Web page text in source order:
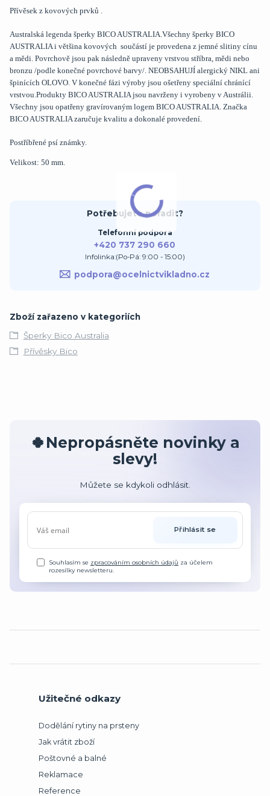
Přívěsek z kovových prvků .
Australská legenda šperky BICO AUSTRALIA.Všechny šperky BICO
AUSTRALIA i většina kovových součástí je provedena z jemné slitiny cínu
a mědi. Povrchově jsou pak následně upraveny vrstvou stříbra, mědi nebo
bronzu /podle konečné povrchové barvy/. NEOBSAHUJÍ alergický NIKL ani
špinících OLOVO. V konečné fázi výroby jsou ošetřeny speciální chránící
vrstvou.Produkty BICO AUSTRALIA jsou navrženy i vyrobeny v Austrálii.
Všechny jsou opatřeny gravírovaným logem BICO AUSTRALIA. Značka
BICO AUSTRALIA zaručuje kvalitu a dokonalé provedení.
Postříbřené psí známky.
Velikost: 50 mm.
Potřebujete poradit?
Telefonní podpora
+420 737 290 660
Infolinka:(Po-Pá: 9:00 - 15:00)
podpora@ocelnictvikladno.cz
Zboží zařazeno v kategoriích
Šperky Bico Australia
Přívěsky Bico
🍀Nepropásněte novinky a
slevy!
Můžete se kdykoli odhlásit.
Přihlásit se
Souhlasím se zpracováním osobních údajů za účelem
rozesílky newsletteru.
Užitečné odkazy
Dodělání rytiny na prsteny
Jak vrátit zboží
Poštovné a balné
Reklamace
Reference